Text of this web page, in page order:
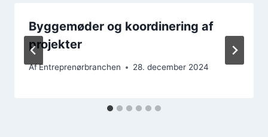
Byggemøder og koordinering af
projekter
AfEntreprenørbranchen 28. december 2024